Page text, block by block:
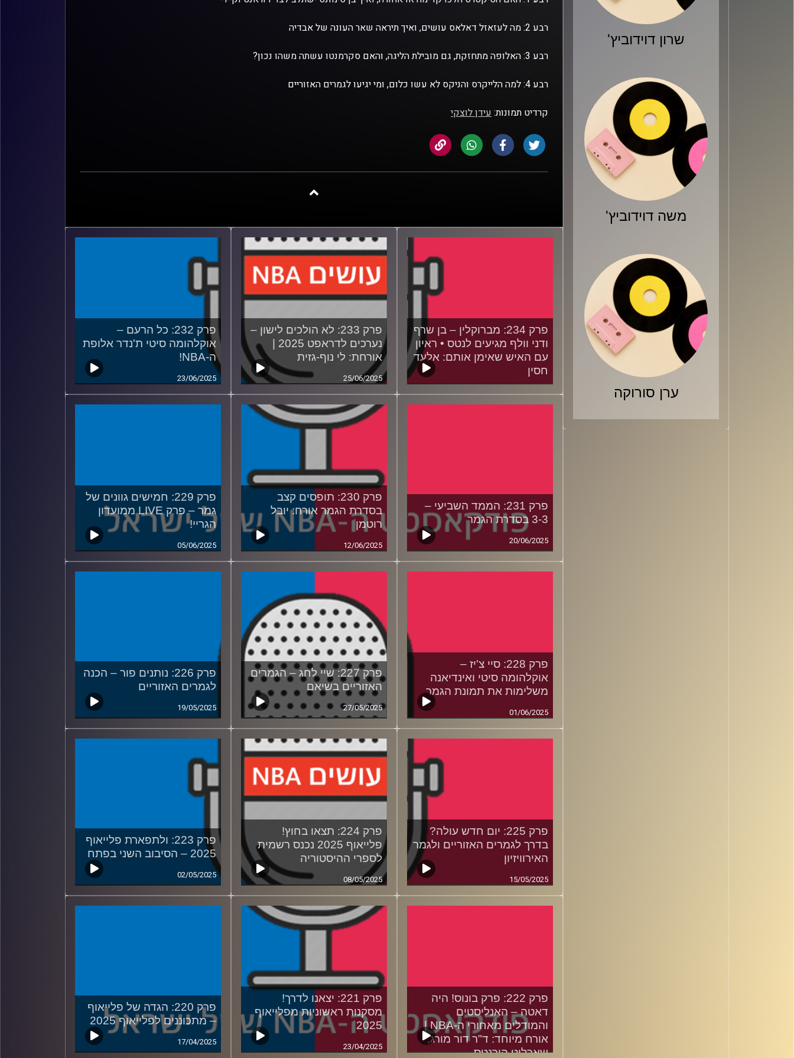
שרון דוידוביץ'
משה דוידוביץ'
ערן סורוקה
רבע 2: מה לעזאזל דאלאס עושים, ואיך תיראה שאר העונה של אבדיה
רבע 3: האלופה מתחזקת, גם מובילת הליגה, והאם סקרמנטו עשתה משהו נכון?
רבע 4: למה הלייקרס והניקס לא עשו כלום, ומי יגיעו לגמרים האזוריים
קרדיט תמונות:עידן לוצקי
פרק 234: מברוקלין – בן שרף
ודני וולף מגיעים לנטס • ראיון
עם האיש שאימן אותם: אלעד
חסין
02/07/2025
פרק 233: לא הולכים לישון –
אורחת: לי נוף-גזית
25/06/2025
פרק 232: כל הרעם –
אוקלהומה סיטי ת'נדר אלופת
ה-NBA!
23/06/2025
פרק 231: הממד השביעי –
3-3 בסדרת הגמר
20/06/2025
פרק 230: תופסים קצב
בסדרת הגמר אורח: יובל
רוטמן
12/06/2025
פרק 229: חמישים גוונים של
גמר – פרק LIVE ממועדון
הגריי!
05/06/2025
פרק 228: סיי צ'יז –
אוקלהומה סיטי ואינדיאנה
משלימות את תמונת הגמר
01/06/2025
פרק 227: שיי לחג – הגמרים
האזוריים בשיאם
27/05/2025
פרק 226: נותנים פור – הכנה
לגמרים האזוריים
19/05/2025
פרק 225: יום חדש עולה?
בדרך לגמרים האזוריים ולגמר
האירוויזיון
15/05/2025
פרק 224: תצאו בחוץ!
פלייאוף 2025 נכנס רשמית
לספרי ההיסטוריה
08/05/2025
פרק 223: ולתפארת פלייאוף
2025 – הסיבוב השני בפתח
02/05/2025
פרק 222: פרק בונוס! היה
דאטה – האנליסטים
והמודלים מאחורי ה-NBA |
אורח מיוחד: ד"ר דור מורג,
שארלוט הורנטס
פרק 221: יצאנו לדרך!
מסקנות ראשוניות מפלייאוף
2025
23/04/2025
פרק 220: הגדה של פלייאוף
– מתכוננים לפלייאוף 2025
17/04/2025